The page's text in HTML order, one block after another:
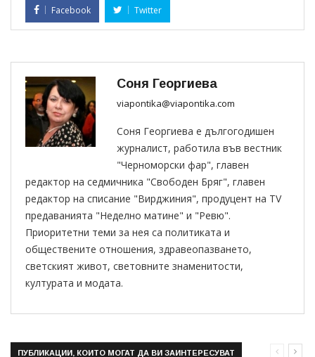
Facebook Twitter
Соня Георгиева
viapontika@viapontika.com
Соня Георгиева е дългогодишен
журналист, работила във вестник
"Черноморски фар", главен
редактор на седмичника "Свободен Бряг", главен
редактор на списание "Вирджиния", продуцент на TV
предаванията "Неделно матине" и "Ревю".
Приоритетни теми за нея са политиката и
обществените отношения, здравеопазването,
светският живот, световните знаменитости,
културата и модата.
ПУБЛИКАЦИИ, КОИТО МОГАТ ДА ВИ ЗАИНТЕРЕСУВАТ